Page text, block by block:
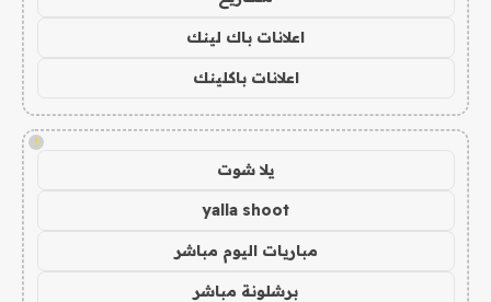
اعلانات باك لينك
اعلانات باكلينك
!
يلا شوت
yalla shoot
مباريات اليوم مباشر
برشلونة مباشر